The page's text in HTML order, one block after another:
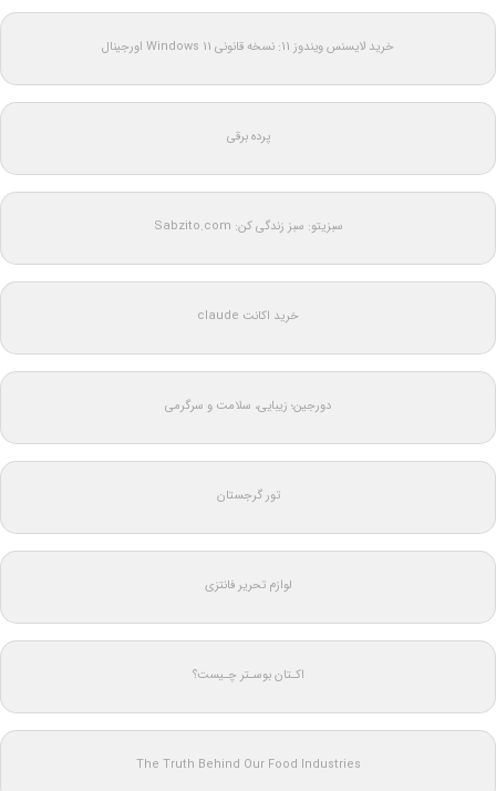
خرید لایسنس ویندوز 11: نسخه قانونی Windows 11 اورجینال
پرده برقی
سبزیتو: سبز زندگی کن: Sabzito.com
خرید اکانت claude
دورجین؛ زیبایی، سلامت و سرگرمی
تور گرجستان
لوازم تحریر فانتزی
اکـتان بوسـتر چـیست؟
The Truth Behind Our Food Industries